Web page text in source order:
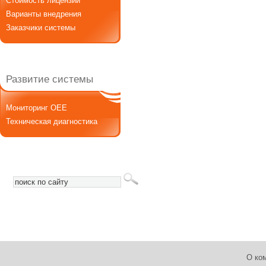
Варианты внедрения
Заказчики системы
Развитие системы
Мониторинг OEE
Техническая диагностика
О